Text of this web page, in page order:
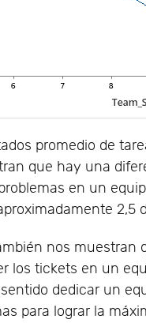
promedio de
que hay una
en un
2,5
nos
los tickets en un
dedicar un
para lograr la